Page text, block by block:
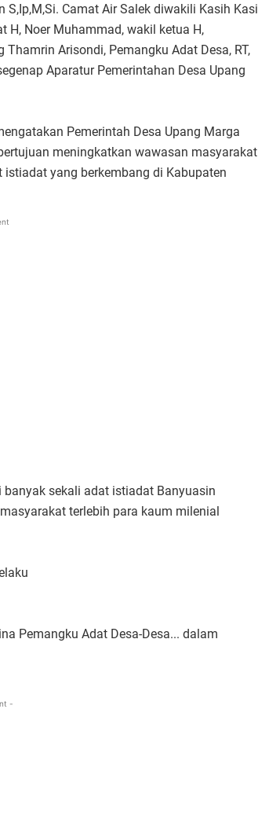
Camat Air Salek diwakili Kasih Kasi
H, Noer Muhammad, wakil ketua H,
Arisondi, Pemangku Adat Desa, RT,
Aparatur Pemerintahan Desa Upang
Pemerintah Desa Upang Marga
meningkatkan wawasan masyarakat
yang berkembang di Kabupaten
sekali adat istiadat Banyuasin
terlebih para kaum milenial
Pemangku Adat Desa-Desa... dalam
-